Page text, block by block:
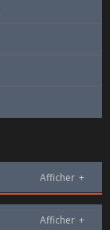
Afficher +
Afficher +